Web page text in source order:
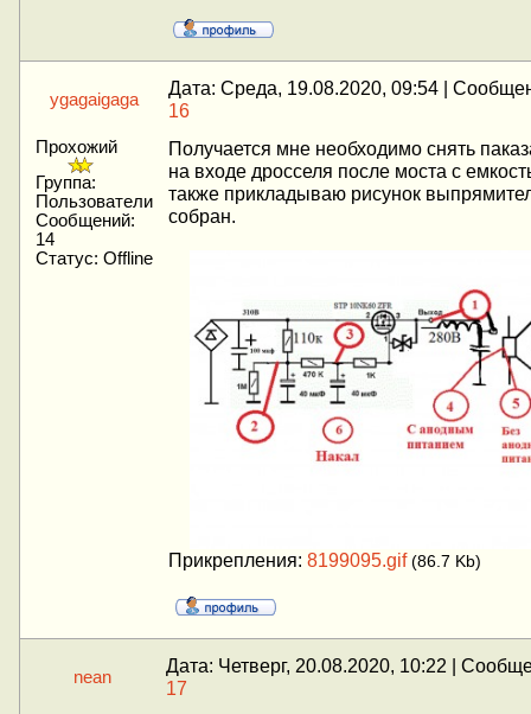
ygagaigaga
Дата: Среда, 19.08.2020, 09:54 |
16
Прохожий
Группа:
Пользователи
Сообщений:
14
Статус: Offline
Получается мне необходимо снять
на входе дросселя после моста с
также прикладываю рисунок
собран.
Прикрепления: 8199095.gif (86.7 Kb)
nean
Дата: Четверг, 20.08.2020, 10:22 |
17